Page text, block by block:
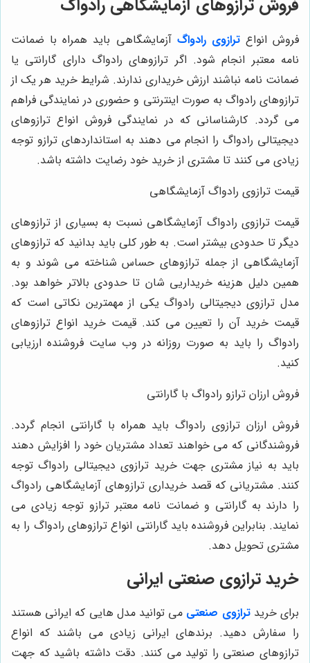
فروش ترازوهای آزمایشگاهی رادواگ
فروش انواع ترازوی رادواگ آزمایشگاهی باید همراه با ضمانت
‌نامه معتبر انجام شود. اگر ترازوهای رادواگ دارای گارانتی یا
ضمانت نامه نباشند ارزش خریداری ندارند. شرایط خرید هر یک از
ترازوهای رادواگ به صورت اینترنتی و حضوری در نمایندگی فراهم
می ‌گردد. کارشناسانی که در نمایندگی فروش انواع ترازوهای
دیجیتالی رادواگ را انجام می‌ دهند به استانداردهای ترازو توجه
زیادی می‌ کنند تا مشتری از خرید خود رضایت داشته باشد.
قیمت ترازوی رادواگ آزمایشگاهی
قیمت ترازوی رادواگ آزمایشگاهی نسبت به بسیاری از ترازوهای
دیگر تا حدودی بیشتر است. به طور کلی باید بدانید که ترازوهای
آزمایشگاهی از جمله ترازوهای حساس شناخته می‌ شوند و به
همین دلیل هزینه خریداریی‌ شان تا حدودی بالاتر خواهد بود.
مدل ترازوی دیجیتالی رادواگ یکی از مهمترین نکاتی است که
قیمت خرید آن را تعیین می ‌کند. قیمت خرید انواع ترازوهای
رادواگ را باید به صورت روزانه در وب سایت فروشنده ارزیابی
کنید.
فروش ارزان ترازو رادواگ با گارانتی
فروش ارزان ترازوی رادواگ باید همراه با گارانتی انجام گردد.
فروشندگانی که می ‌خواهند تعداد مشتریان خود را افزایش دهند
باید به نیاز مشتری جهت خرید ترازوی دیجیتالی رادواگ توجه
کنند. مشتریانی که قصد خریداری ترازوهای آزمایشگاهی رادواگ
را دارند به گارانتی و ضمانت‌ نامه معتبر ترازو توجه زیادی می
‌نمایند. بنابراین فروشنده باید گارانتی انواع ترازوهای رادواگ را به
مشتری تحویل دهد.
خرید ترازوی صنعتی ایرانی
برای خرید ترازوی صنعتی می‌ توانید مدل‌ هایی که ایرانی هستند
را سفارش دهید. برندهای ایرانی زیادی می‌ باشند که انواع
ترازوهای صنعتی را تولید می‌ کنند. دقت داشته باشید که جهت